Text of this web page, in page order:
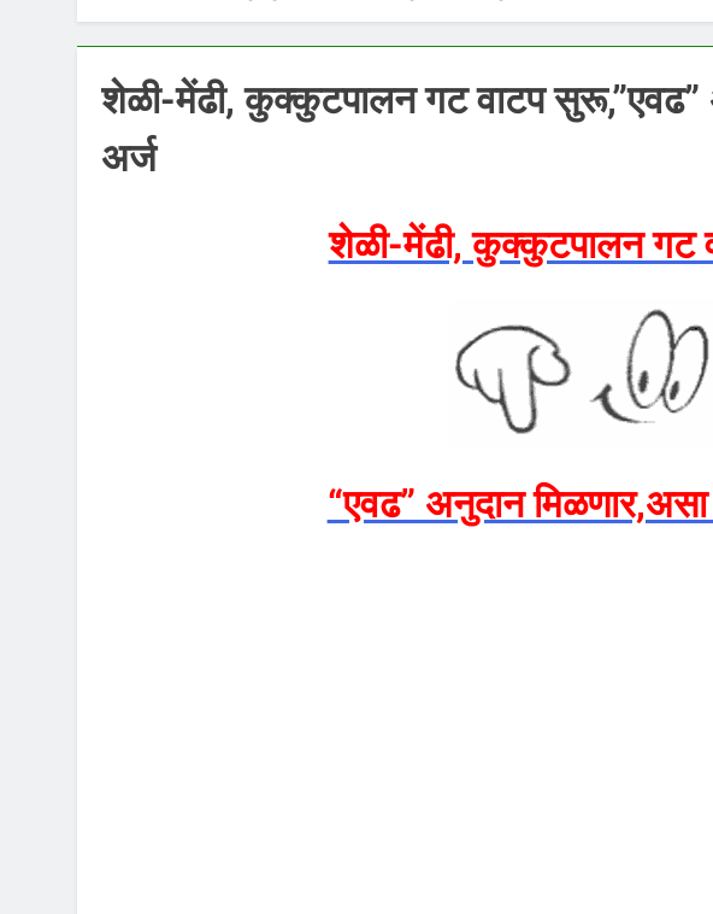
शेळी-मेंढी, कुक्कुटपालन गट वाटप सुरू,”एवढ”
अर्ज
शेळी-मेंढी, कुक्कुटपालन गट
“एवढ” अनुदान